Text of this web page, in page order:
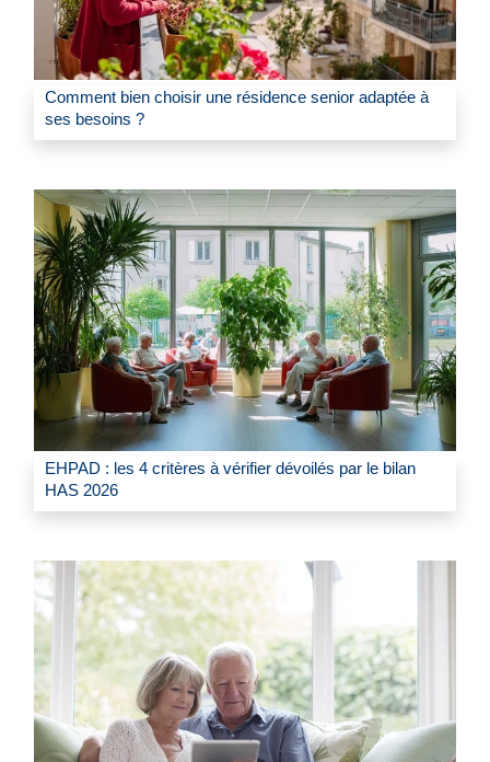
Comment bien choisir une résidence senior adaptée à
ses besoins ?
EHPAD : les 4 critères à vérifier dévoilés par le bilan
HAS 2026